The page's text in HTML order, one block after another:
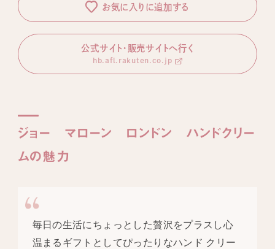
お気に入りに追加する
公式サイト・販売サイトへ行く
hb.afl.rakuten.co.jp
ジョー マローン ロンドン ハンドクリー
ムの魅力
毎日の生活にちょっとした贅沢をプラスし心
温まるギフトとしてぴったりなハンド クリー